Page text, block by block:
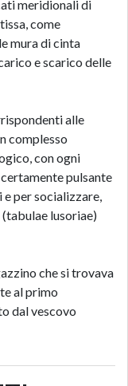
meridionali di
come
mura di cinta
e scarico delle
alle
complesso
con ogni
pulsante
e per socializzare,
lusoriae)
che si trovava
al primo
dal vescovo